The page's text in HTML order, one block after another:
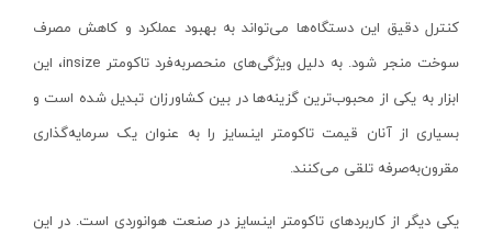
میخکوب بادی
منگنه کوب بادی
اره فارسی بر
اره میزی نجاری
پولیش زن برقی
مرسل-MURCELL
داسکوا-DASQUA
لایفیکس-LIFIEX
پوکا- PUKKA
یارد-YARD
کنترل دقیق این دستگاه‌ها می‌تواند به بهبود عملکرد و کاهش مصرف
سوخت منجر شود. به دلیل ویژگی‌های منحصربه‌فرد تاکومتر insize، این
ابزار به یکی از محبوب‌ترین گزینه‌ها در بین کشاورزان تبدیل شده است و
بسیاری از آنان قیمت تاکومتر اینسایز را به عنوان یک سرمایه‌گذاری
مقرون‌به‌صرفه تلقی می‌کنند.
یکی دیگر از کاربردهای تاکومتر اینسایز در صنعت هوانوردی است. در این